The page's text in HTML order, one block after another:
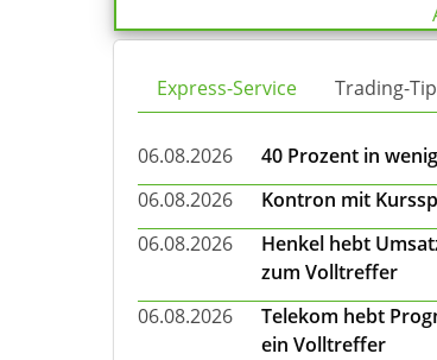
Express-Service Trading-
06.08.2026
40 Prozent in
06.08.2026
Kontron mit
06.08.2026
Henkel hebt
zum Volltreffer
06.08.2026
Telekom hebt
ein Volltreffer